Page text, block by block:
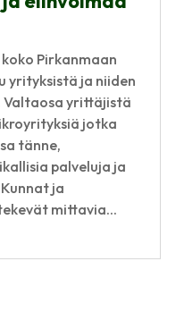
Pirkanmaan
yrityksistä ja niiden
yrittäjistä
jotka
tänne,
palveluja ja
ja
mittavia...